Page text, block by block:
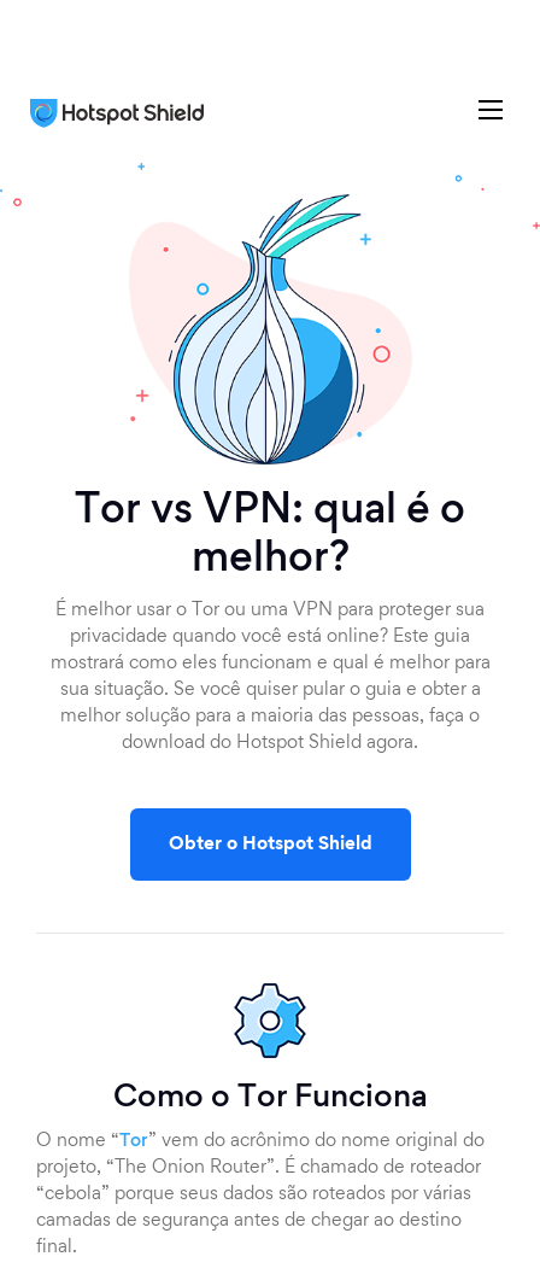
Tor vs VPN: qual é o
melhor?
É melhor usar o Tor ou uma VPN para proteger sua
privacidade quando você está online? Este guia
mostrará como eles funcionam e qual é melhor para
sua situação. Se você quiser pular o guia e obter a
melhor solução para a maioria das pessoas, faça o
download do Hotspot Shield agora.
Obter o Hotspot Shield
Como o Tor Funciona
O nome “ Tor” vem do acrônimo do nome original do
projeto, “The Onion Router”. É chamado de roteador
“cebola” porque seus dados são roteados por várias
camadas de segurança antes de chegar ao destino
final.